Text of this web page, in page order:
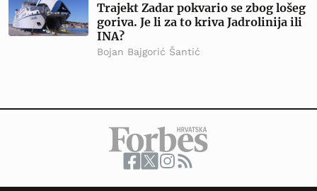
Trajekt Zadar pokvario se zbog lošeg
goriva. Je li za to kriva Jadrolinija ili
INA?
Bojan Bajgorić Šantić